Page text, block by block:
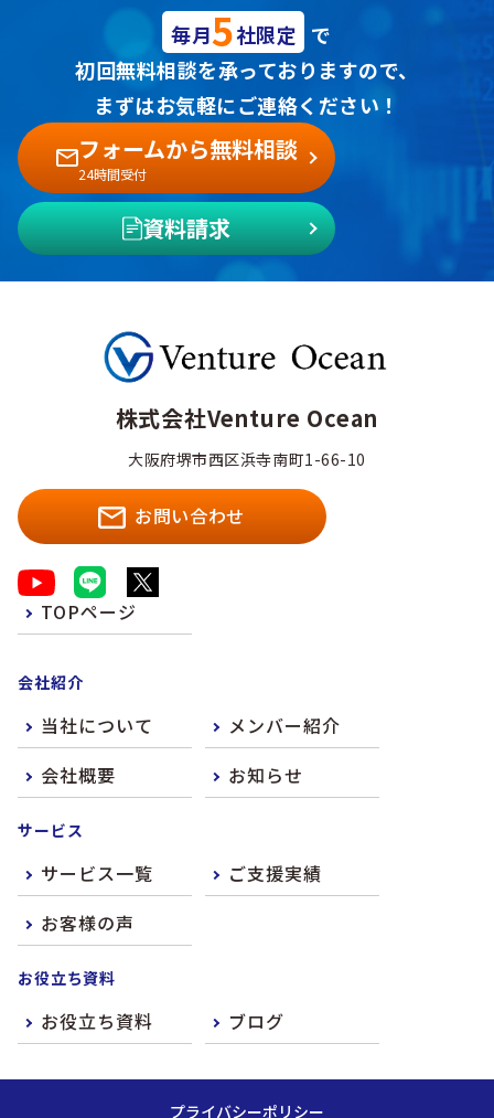
毎月5社限定 で
初回無料相談を承っておりますので、
まずはお気軽にご連絡ください！
フォームから無料相談
24時間受付
資料請求
株式会社Venture Ocean
大阪府堺市西区浜寺南町1-66-10
お問い合わせ
TOPページ
会社紹介
当社について
メンバー紹介
会社概要
お知らせ
サービス
サービス一覧
ご支援実績
お客様の声
お役立ち資料
お役立ち資料 ブログ
プライバシーポリシー